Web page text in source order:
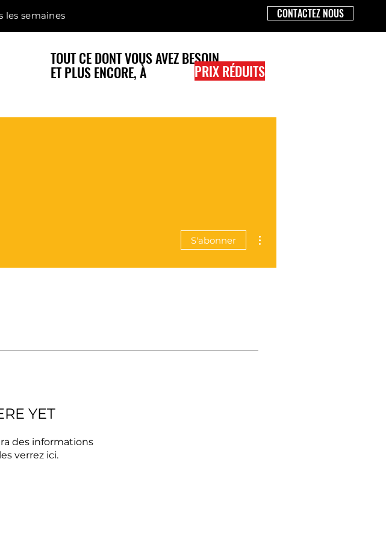
les semaines CONTACTEZ NOUS
TOUT CE DONT VOUS AVEZ BESOIN
ET PLUS ENCORE,À PRIX RÉDUITS
YET
des informations
verrez ici.
S'abonner